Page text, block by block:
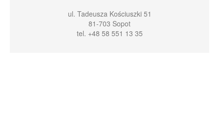
ul. Tadeusza Kościuszki 51
81-703 Sopot
tel. +48 58 551 13 35